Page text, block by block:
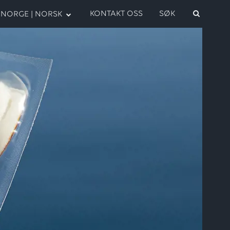
| NORSK KONTAKT OSS SØK